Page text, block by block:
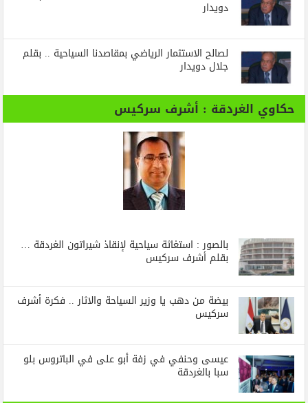
دويدار
لصالح الاستثمار الرياضي بمقاصدنا السياحية .. بقلم
جلال دويدار
حكاوي الغردقة : أشرف سركيس
بالصور : استغاثة سياحية لإنقاذ شيراتون الغردقة …
بقلم أشرف سركيس
بيضة من دهب يا وزير السياحة والاثار .. فكرة أشرف
سركيس
عيسى وحنفي في زفة أبو على في الباتروس بلو
سبا بالغردقة